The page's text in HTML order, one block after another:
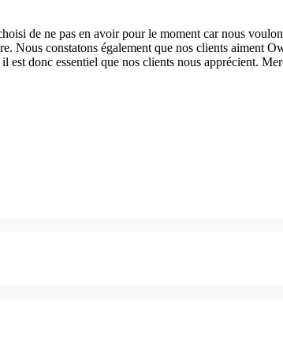
de ne pas en avoir pour le moment car nous
re. Nous constatons également que nos clients aiment
il est donc essentiel que nos clients nous apprécient.